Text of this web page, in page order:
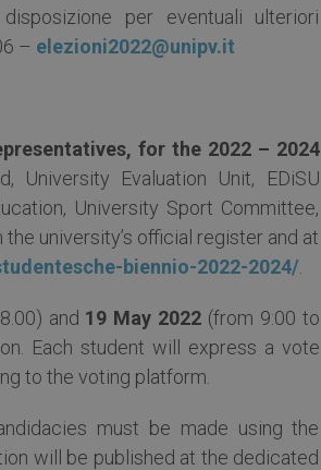
per eventuali ulteriori
– elezioni2022@unipv.it
for the 2022 – 2024
University Evaluation Unit, EDiSU
University Sport Committee,
university’s official register and at
biennio-2022-2024/
and 19 May 2022 (from 9:00 to
Each student will express a vote
to the voting platform.
must be made using the
will be published at the dedicated